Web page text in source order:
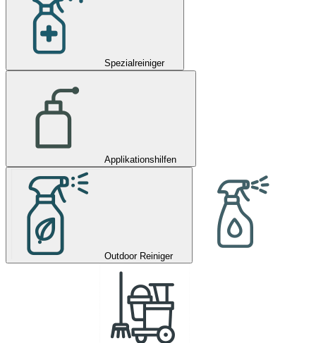
Spezialreiniger
Applikationshilfen
Outdoor Reiniger